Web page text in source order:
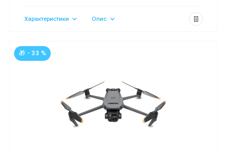
Характеристики Опис
🎁 - 33 %